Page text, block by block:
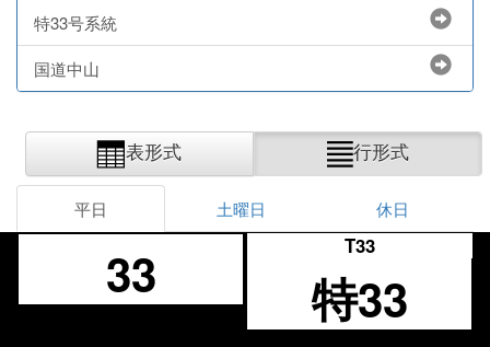
特33号系統
国道中山
表形式 行形式
平日 土曜日 休日
33 T33
特33